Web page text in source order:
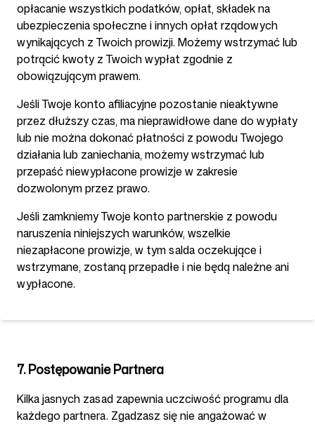
opłacanie wszystkich podatków, opłat, składek na
ubezpieczenia społeczne i innych opłat rządowych
wynikających z Twoich prowizji. Możemy wstrzymać lub
potrącić kwoty z Twoich wypłat zgodnie z
obowiązującym prawem.
Jeśli Twoje konto afiliacyjne pozostanie nieaktywne
przez dłuższy czas, ma nieprawidłowe dane do wypłaty
lub nie można dokonać płatności z powodu Twojego
działania lub zaniechania, możemy wstrzymać lub
przepaść niewypłacone prowizje w zakresie
dozwolonym przez prawo.
Jeśli zamkniemy Twoje konto partnerskie z powodu
naruszenia niniejszych warunków, wszelkie
niezapłacone prowizje, w tym salda oczekujące i
wstrzymane, zostaną przepadłe i nie będą należne ani
wypłacone.
7. Postępowanie Partnera
Kilka jasnych zasad zapewnia uczciwość programu dla
każdego partnera. Zgadzasz się nie angażować w